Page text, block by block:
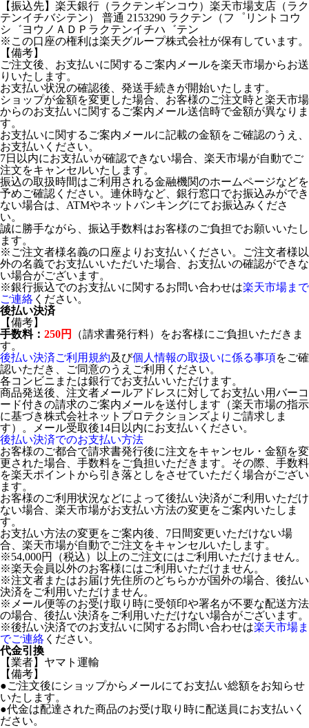
【振込先】楽天銀行（ラクテンギンコウ）楽天市場支店（ラク
テンイチバシテン） 普通 2153290 ラクテン（フ゜リントコウ
シ゛ヨウノＡＤＰラクテンイチハ゛テン
※この口座の権利は楽天グループ株式会社が保有しています。
【備考】
ご注文後、お支払いに関するご案内メールを楽天市場からお送
りいたします。
お支払い状況の確認後、発送手続きが開始いたします。
ショップが金額を変更した場合、お客様のご注文時と楽天市場
からのお支払いに関するご案内メール送信時で金額が異なりま
す。
お支払いに関するご案内メールに記載の金額をご確認のうえ、
お支払いください。
7日以内にお支払いが確認できない場合、楽天市場が自動でご
注文をキャンセルいたします。
振込の取扱時間はご利用される金融機関のホームページなどを
予めご確認ください。連休時など、銀行窓口でお振込みができ
ない場合は、ATMやネットバンキングにてお振込みくださ
い。
誠に勝手ながら、振込手数料はお客様のご負担でお願いいたし
ます。
※ご注文者様名義の口座よりお支払いください。ご注文者様以
外の名義でお支払いいただいた場合、お支払いの確認ができな
い場合がございます。
※銀行振込でのお支払いに関するお問い合わせは楽天市場まで
ご連絡 ください。
後払い決済
【備考】
手数料： 250円
（請求書発行料）をお客様にご負担いただきま
す。
後払い決済ご利用規約及び個人情報の取扱いに係る事項をご確
認いただき、ご同意のうえご利用ください。
各コンビニまたは銀行でお支払いいただけます。
商品発送後、注文者メールアドレスに対してお支払い用バーコ
ード付きの請求のご案内メールを送付します（楽天市場の指示
に基づき株式会社ネットプロテクションズよりご請求しま
す）。メール受取後14日以内にお支払いください。
後払い決済でのお支払い方法
お客様のご都合で請求書発行後に注文をキャンセル・金額を変
更された場合、手数料をご負担いただきます。その際、手数料
を楽天ポイントから引き落としをさせていただく場合がござい
ます。
お客様のご利用状況などによって後払い決済がご利用いただけ
ない場合、楽天市場がお支払い方法の変更をご案内いたしま
す。
お支払い方法の変更をご案内後、7日間変更いただけない場
合、楽天市場が自動でご注文をキャンセルいたします。
※54,000円（税込）以上のご注文にはご利用いただけません。
※楽天会員以外のお客様にはご利用いただけません。
※注文者またはお届け先住所のどちらかが国外の場合、後払い
決済をご利用いただけません。
※メール便等のお受け取り時に受領印や署名が不要な配送方法
の場合、後払い決済をご利用いただけない場合がございます。
※後払い決済でのお支払いに関するお問い合わせは楽天市場ま
でご連絡 ください。
代金引換
【業者】ヤマト運輸
【備考】
●ご注文後にショップからメールにてお支払い総額をお知らせ
いたします。
●代金は配達された商品のお受け取り時に配送員にお支払いく
ださい。